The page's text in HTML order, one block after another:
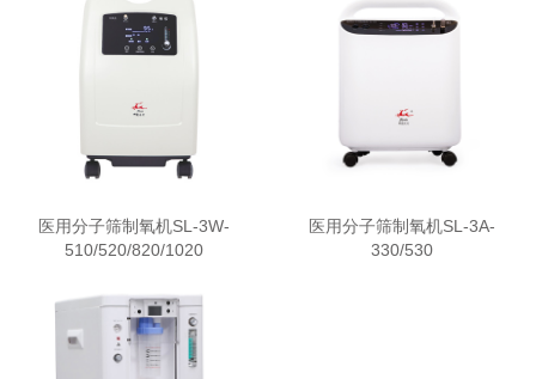
医用分子筛制氧机SL-3W-
510/520/820/1020
医用分子筛制氧机SL-3A-
330/530